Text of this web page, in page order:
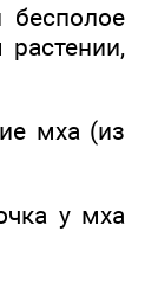
бесполое
мха (из
у мха